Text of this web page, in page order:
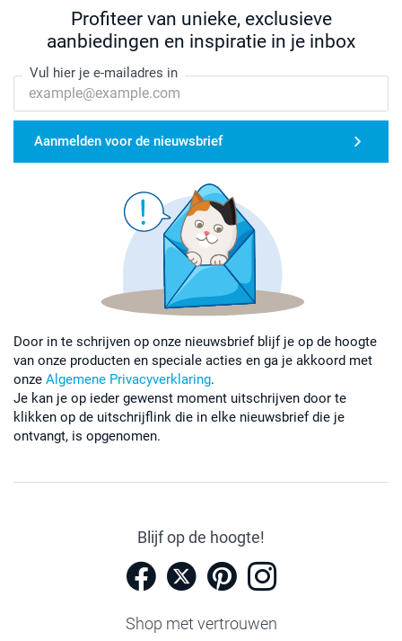
Profiteer van unieke, exclusieve
aanbiedingen en inspiratie in je inbox
Vul hier je e-mailadres in
Aanmelden voor de nieuwsbrief
Door in te schrijven op onze nieuwsbrief blijf je op de hoogte
van onze producten en speciale acties en ga je akkoord met
onze Algemene Privacyverklaring.
Je kan je op ieder gewenst moment uitschrijven door te
klikken op de uitschrijflink die in elke nieuwsbrief die je
ontvangt, is opgenomen.
Blijf op de hoogte!
Shop met vertrouwen